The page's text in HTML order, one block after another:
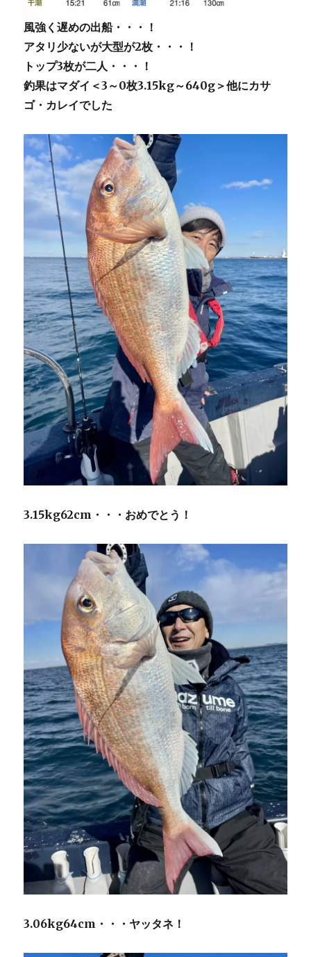
風強く遅めの出船・・・！
アタリ少ないが大型が2枚・・・！
トップ3枚が二人・・・！
釣果はマダイ＜3～0枚3.15kg～640g＞他にカサ
ゴ・カレイでした
3.15kg62cm・・・おめでとう！
3.06kg64cm・・・ヤッタネ！